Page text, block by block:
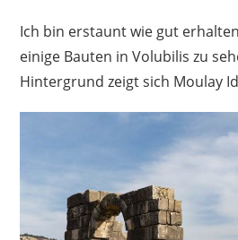
Ich bin erstaunt wie gut
einige Bauten in Volubilis zu
Hintergrund zeigt sich Moulay